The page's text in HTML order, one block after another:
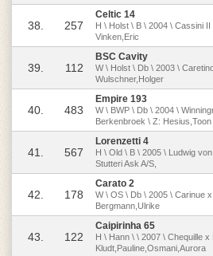
38. 257
Celtic 14
H \ Holst \ B \ 2004 \ Cassini
Vinken,Eric
39. 112
BSC Cavity
W \ Holst \ Db \ 2003 \
Wulschner,Holger
40. 483
Empire 193
W \ BWP \ Db \ 2004 \
Berkenbroek \ Z:
41. 567
Lorenzetti 4
H \ Old \ B \ 2005 \ Ludwig
Stutteri Ask A/S,
42. 178
Carato 2
W \ OS \ Db \ 2005 \ Carinue
Bergmann,Ulrike
43. 122
Caipirinha 65
H \ Hann \ \ 2007 \ Chequille
Kludt,Pauline,Osmani,Aurora